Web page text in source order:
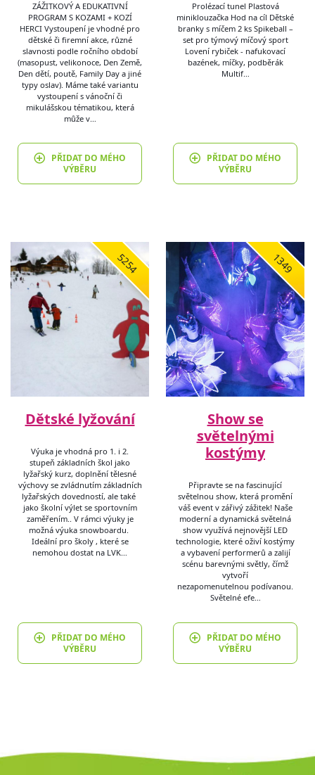
ZÁŽITKOVÝ A EDUKATIVNÍ
PROGRAM S KOZAMI + KOZÍ
HERCI Vystoupení je vhodné pro
dětské či firemní akce, různé
slavnosti podle ročního období
(masopust, velikonoce, Den Země,
Den dětí, poutě, Family Day a jiné
typy oslav). Máme také variantu
vystoupení s vánoční či
mikulášskou tématikou, která
může v…
PŘIDAT DO MÉHO
VÝBĚRU
Prolézací tunel Plastová
miniklouzačka Hod na cíl Dětské
branky s míčem 2 ks Spikeball –
set pro týmový míčový sport
Lovení rybiček - nafukovací
bazének, míčky, podběrák
Multif…
PŘIDAT DO MÉHO
VÝBĚRU
5254
Dětské lyžování
Výuka je vhodná pro 1. i 2.
stupeň základních škol jako
lyžařský kurz, doplnění tělesné
výchovy se zvládnutím základních
lyžařských dovedností, ale také
jako školní výlet se sportovním
zaměřením.. V rámci výuky je
možná výuka snowboardu.
Ideální pro školy , které se
nemohou dostat na LVK…
PŘIDAT DO MÉHO
VÝBĚRU
1349
Show se
světelnými
kostýmy
Připravte se na fascinující
světelnou show, která promění
váš event v zářivý zážitek! Naše
moderní a dynamická světelná
show využívá nejnovější LED
technologie, které oživí kostýmy
a vybavení performerů a zalijí
scénu barevnými světly, čímž
vytvoří
nezapomenutelnou podívanou.
Světelné efe…
PŘIDAT DO MÉHO
VÝBĚRU